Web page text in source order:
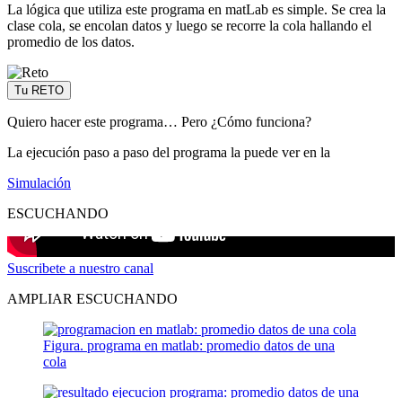
La lógica que utiliza este programa en matLab es simple. Se crea la
clase cola, se encolan datos y luego se recorre la cola hallando el
promedio de los datos.
Tu RETO
Quiero hacer este programa… Pero ¿Cómo funciona?
La ejecución paso a paso del programa la puede ver en la
Simulación
ESCUCHANDO
Suscribete a nuestro canal
AMPLIAR ESCUCHANDO
Figura. programa en matlab: promedio datos de una
cola